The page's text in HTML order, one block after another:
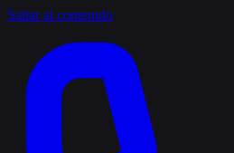
Saltar al contenido